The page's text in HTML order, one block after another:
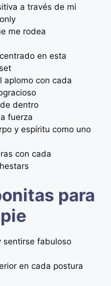
a través de mi
me rodea
en esta
aplomo con cada
dentro
fuerza
y espíritu como uno
con cada
para
sentirse fabuloso
en cada postura